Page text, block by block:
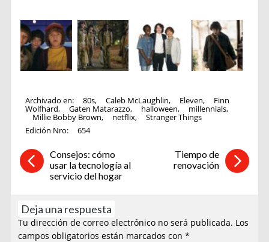
Archivado en: 80s, Caleb McLaughlin, Eleven, Finn
Wolfhard, Gaten Matarazzo, halloween, millennials,
Millie Bobby Brown, netflix,
Stranger Things
Edición Nro:
654
Consejos: cómo
usar la tecnología al
servicio del hogar
Tiempo de
renovación
Deja una respuesta
Tu dirección de correo electrónico no será publicada. Los
campos obligatorios están marcados con*